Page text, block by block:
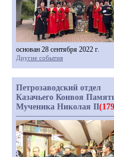
основан 28 сентября 2022 г.
Другие события
Петрозаводский отдел
Казачьего Конвоя
Мученика Николая II